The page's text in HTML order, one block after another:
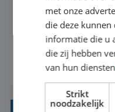
Als Stagiaire
informatiebehoefte
afdelingen
informatiebehoefte
adviezen,
ontwikkelen,
producten
BEKIJK VACATURE
met onze
die deze
informatie die u
die zij hebben
van hun
Strikt
noodzakelijk